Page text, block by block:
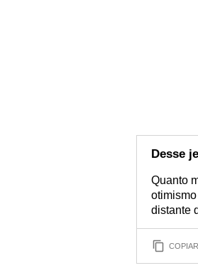
Desse
Quanto
distante
COPIAR